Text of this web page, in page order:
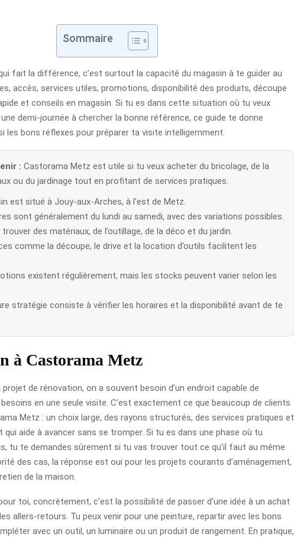
Sommaire
fait la différence, c’est surtout la capacité du magasin à te guider au
accès, services utiles, promotions, disponibilité des produits, découpe
et conseils en magasin. Si tu es dans cette situation où tu veux
demi-journée à chercher la bonne référence, ce guide te donne
les bons réflexes pour préparer ta visite intelligemment.
: Castorama Metz est utile si tu veux acheter du bricolage, de la
ou du jardinage tout en profitant de services pratiques.
est situé à Jouy-aux-Arches, à l’est de Metz.
sont généralement du lundi au samedi, avec des variations possibles.
trouver des matériaux, de l’outillage, de la déco et du jardin.
comme la découpe, le drive et la location d’outils facilitent les
existent régulièrement, mais les stocks peuvent varier selon les
stratégie consiste à vérifier les horaires et la disponibilité avant de te
à Castorama Metz
projet de rénovation, on a souvent besoin d’un endroit capable de
en une seule visite. C’est exactement ce que beaucoup de clients
Metz : un choix large, des rayons structurés, des services pratiques et
qui aide à avancer sans se tromper. Si tu es dans une phase où tu
tu te demandes sûrement si tu vas trouver tout ce qu’il faut au même
des cas, la réponse est oui pour les projets courants d’aménagement,
de la maison.
toi, concrètement, c’est la possibilité de passer d’une idée à un achat
allers-retours. Tu peux venir pour une peinture, repartir avec les bons
avec un outil, un luminaire ou un produit de rangement. En pratique,